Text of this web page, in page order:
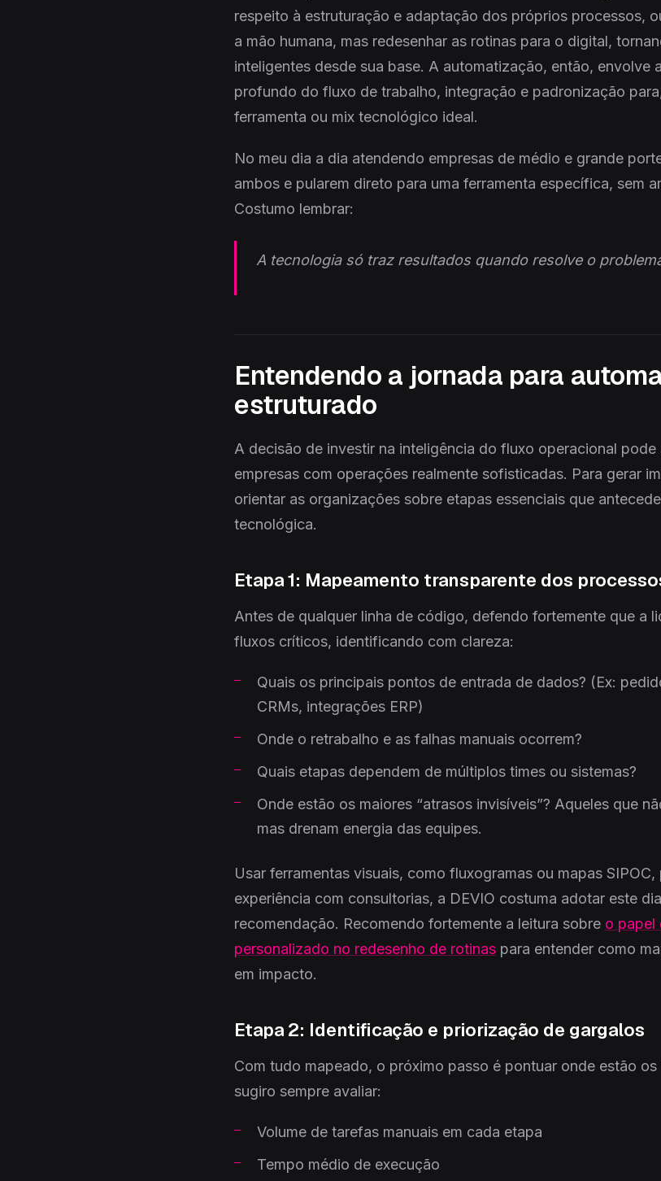
respeito à estruturação e adaptação dos próprios processos,
a mão humana, mas redesenhar as rotinas para o digital,
inteligentes desde sua base. A automatização, então, envolve
profundo do fluxo de trabalho, integração e padronização
ferramenta ou mix tecnológico ideal.
No meu dia a dia atendendo empresas de médio e grande
ambos e pularem direto para uma ferramenta específica, sem
Costumo lembrar:
A tecnologia só traz resultados quando resolve o
Entendendo a jornada para
estruturado
A decisão de investir na inteligência do fluxo operacional
empresas com operações realmente sofisticadas. Para gerar
orientar as organizações sobre etapas essenciais que
tecnológica.
Etapa 1: Mapeamento transparente dos
Antes de qualquer linha de código, defendo fortemente que a
fluxos críticos, identificando com clareza:
Quais os principais pontos de entrada de dados? (Ex:
CRMs, integrações ERP)
Onde o retrabalho e as falhas manuais ocorrem?
Quais etapas dependem de múltiplos times ou sistemas?
Onde estão os maiores “atrasos invisíveis”? Aqueles que
mas drenam energia das equipes.
Usar ferramentas visuais, como fluxogramas ou mapas
experiência com consultorias, a DEVIO costuma adotar este
recomendação. Recomendo fortemente a leitura sobre o papel
personalizado no redesenho de rotinas para entender como
em impacto.
Etapa 2: Identificação e priorização de gargalos
Com tudo mapeado, o próximo passo é pontuar onde estão
sugiro sempre avaliar:
Volume de tarefas manuais em cada etapa
Tempo médio de execução